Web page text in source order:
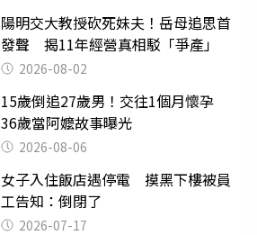
陽明交大教授砍死妹夫！岳母追思首
發聲 揭11年經營真相駁「爭產」
2026-08-02
15歲倒追27歲男！交往1個月懷孕
36歲當阿嬤故事曝光
2026-08-06
女子入住飯店遇停電 摸黑下樓被員
工告知：倒閉了
2026-07-17